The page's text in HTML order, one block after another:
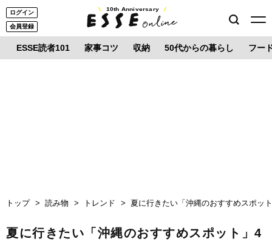
ログイン
会員登録
10th Anniversary
ESSE読者101 家事コツ 収納 50代からの暮らし フー
トップ 読み物 トレンド 夏に行きたい「沖縄のおすすめスポッ
夏に行きたい「沖縄のおすすめスポット」4